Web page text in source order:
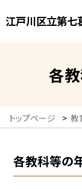
江戸川区立第七
各
トップページ > 教
各教科等の